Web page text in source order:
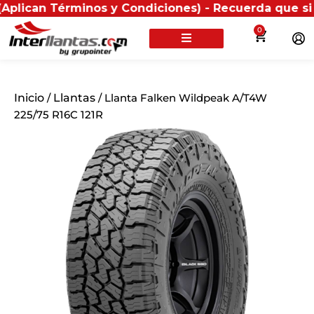
y Condiciones) - Recuerda que si
0
Inicio / Llantas / Llanta Falken Wildpeak A/T4W
225/75 R16C 121R